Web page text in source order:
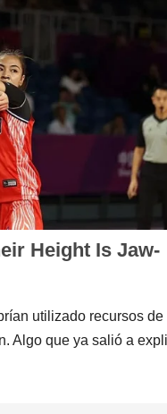
utilizado recursos
Algo que ya salió a